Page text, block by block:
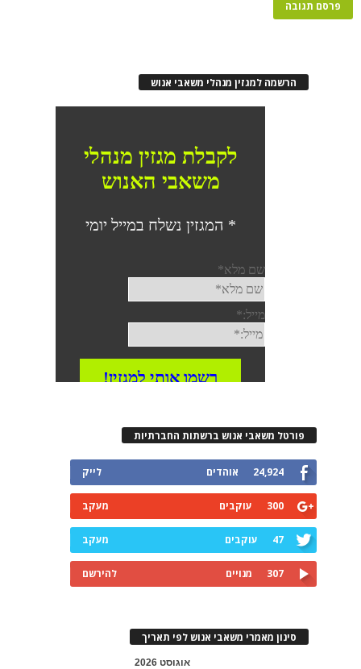
הרשמה למגזין מנהלי משאבי אנוש
פורטל משאבי אנוש ברשתות החברתיות
24,924 אוהדים לייק
300 עוקבים מעקב
47 עוקבים מעקב
307 מנויים להירשם
סינון מאמרי משאבי אנוש לפי תאריך
אוגוסט 2026